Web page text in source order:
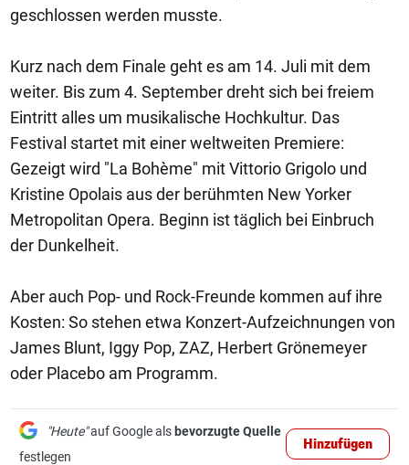
geschlossen werden musste.
Kurz nach dem Finale geht es am 14. Juli mit dem
weiter. Bis zum 4. September dreht sich bei freiem
Eintritt alles um musikalische Hochkultur. Das
Festival startet mit einer weltweiten Premiere:
Gezeigt wird "La Bohème" mit Vittorio Grigolo und
Kristine Opolais aus der berühmten New Yorker
Metropolitan Opera. Beginn ist täglich bei Einbruch
der Dunkelheit.
Aber auch Pop- und Rock-Freunde kommen auf ihre
Kosten: So stehen etwa Konzert-Aufzeichnungen von
James Blunt, Iggy Pop, ZAZ, Herbert Grönemeyer
oder Placebo am Programm.
"Heute"auf Google als bevorzugte Quelle
festlegen
Hinzufügen